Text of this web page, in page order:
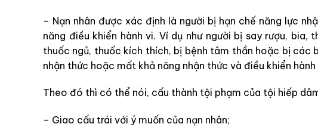
– Nạn nhân được xác định là người bị hạn chế năng lực
năng điều khiển hành vi. Ví dụ như người bị say rượu, bia,
thuốc ngủ, thuốc kích thích, bị bệnh tâm thần hoặc bị các
nhận thức hoặc mất khả năng nhận thức và điều khiển hành
Theo đó thì có thể nói, cấu thành tội phạm của tội hiếp
– Giao cấu trái với ý muốn của nạn nhân;